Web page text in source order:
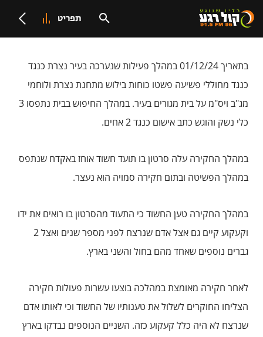
תפריט
בתאריך 01/12/24 במהלך פעילות שנערכה בעיר נצרת כנגד
כנגד מחוללי פשיעה פשטו כוחות בילוש מתחנת נצרת ולוחמי
מג"ב ויס"מ על בית מגורים בעיר. במהלך החיפוש בבית נתפסו 3
כלי נשק והוגש כתב אישום כנגד 2 אחים.
במהלך החקירה עלה סרטון בו תועד חשוד אוחז באקדח שנתפס
במהלך הפשיטה ובתום חקירה סמויה הוא נעצר.
במהלך החקירה טען החשוד כי התעוד מהסרטון בו רואים את ידו
וקעקוע קיים גם אצל אדם שנרצח לפני מספר שנים ואצל 2
גברים נוספים שאחד מהם בחול והשני בארץ.
לאחר חקירה מאומצת במהלכה בוצעו עשרות פעולות חקירה
הצליחו החוקרים לשלול את טענותיו של החשוד וכי לאותו אדם
שנרצח לא היה כלל קעקוע כזה. השניים הנוספים נבדקו בארץ